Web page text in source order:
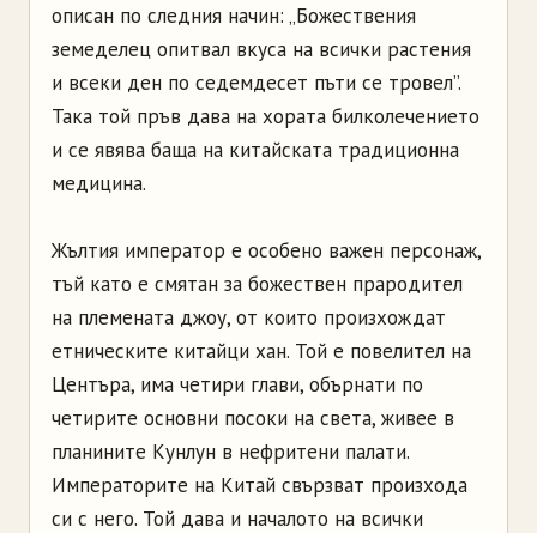
описан по следния начин: „Божествения
земеделец опитвал вкуса на всички растения
и всеки ден по седемдесет пъти се тровел”.
Така той пръв дава на хората билколечението
и се явява баща на китайската традиционна
медицина.
Жълтия император е особено важен персонаж,
тъй като е смятан за божествен прародител
на племената джоу, от които произхождат
етническите китайци хан. Той е повелител на
Центъра, има четири глави, обърнати по
четирите основни посоки на света, живее в
планините Кунлун в нефритени палати.
Императорите на Китай свързват произхода
си с него. Той дава и началото на всички